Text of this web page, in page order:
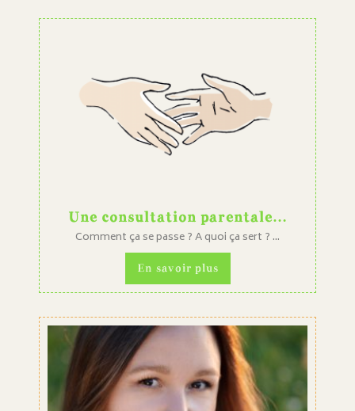
Une consultation parentale…
Comment ça se passe ? A quoi ça sert ? ...
En savoir plus